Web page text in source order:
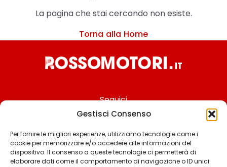
Gestisci Consenso
Per fornire le migliori esperienze, utilizziamo tecnologie come i
cookie per memorizzare e/o accedere alle informazioni del
dispositivo. Il consenso a queste tecnologie ci permetterà di
elaborare dati come il comportamento di navigazione o ID unici
La pagina che stai cercando non esiste.
Torna alla Home
Seguici
Chi siamo